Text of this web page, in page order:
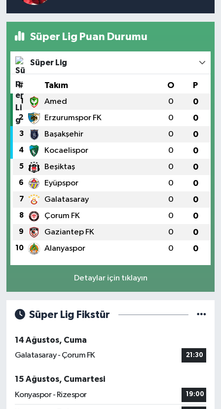
Süper Lig Puan Durumu
Süper Lig
# Takım O P
1 Amed 0 0
2 Erzurumspor FK 0 0
3 Başakşehir 0 0
4 Kocaelispor 0 0
5 Beşiktaş 0 0
6 Eyüpspor 0 0
7 Galatasaray 0 0
8 Çorum FK 0 0
9 Gaziantep FK 0 0
10 Alanyaspor 0 0
Detaylar için tıklayın
Süper Lig Fikstür
14 Ağustos, Cuma
Galatasaray - Çorum FK
21:30
15 Ağustos, Cumartesi
Konyaspor - Rizespor
19:00